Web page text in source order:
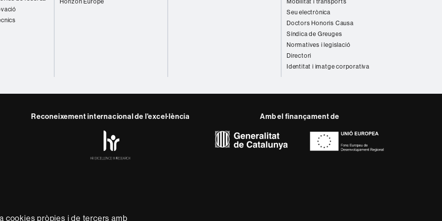
cookies pròpies i de tercers amb
Seu electrònica
Doctors Honoris Causa
Síndica de Greuges
Normatives i legislació
Directori
Identitat i imatge corporativa
Reconeixement internacional de l'excel·lència Amb el finançament de